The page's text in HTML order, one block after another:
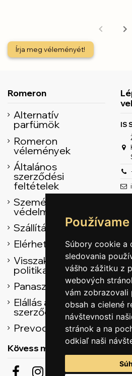
Súbory cookie a
sledovania
vášho zážitku z
webových
vám zobrazovali
obsah a cielené
návštevnosti
stránok a na
odkiaľ naši
Írja meg véleményét!
Romeron
Alternatív
parfümök
Romeron
vélemények
Általános
szerződési
feltételek
Személyes adatok
védelme
Szállítás
Elérhetőség
Visszaküldési
politika
Panasz űrlap
Elállás az adásvételi
szerződéstől
Prevodník
IS
Kövess minket